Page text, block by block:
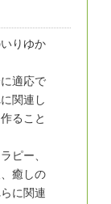
りゆか
適応で
関連し
ること
ピー、
癒しの
に関連